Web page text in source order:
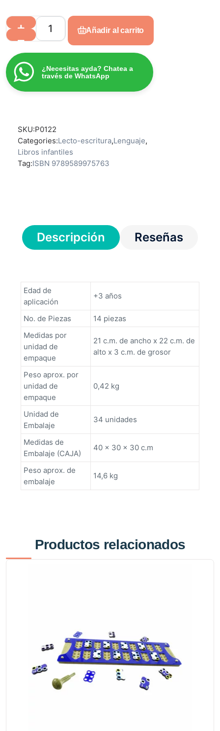
Añadir al carrito
¿Necesitas ayda? Chatea a
través de WhatsApp
SKU:P0122
Categories:Lecto-escritura,Lenguaje,
Libros infantiles
Tag:ISBN 9789589975763
Descripción Reseñas
Edad de
aplicación
+3 años
No. de Piezas
14 piezas
Medidas por
unidad de
empaque
21 c.m. de ancho x 22 c.m. de
alto x 3 c.m. de grosor
Peso aprox. por
unidad de
empaque
0,42 kg
Unidad de
Embalaje
34 unidades
Medidas de
Embalaje (CAJA)
40 x 30 x 30 c.m
Peso aprox. de
embalaje
14,6 kg
Productos relacionados